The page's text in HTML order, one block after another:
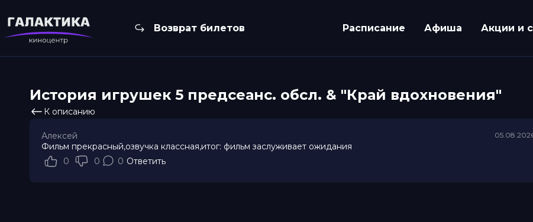
Возврат билетов Расписание Афиша Акции и
История игрушек 5 прeдсeанc. обсл. & "Край вдохновения"
К описанию
Алексей
Фильм прекрасный,озвучка классная,итог: фильм заслуживает ожидания
0
0 0 Ответить